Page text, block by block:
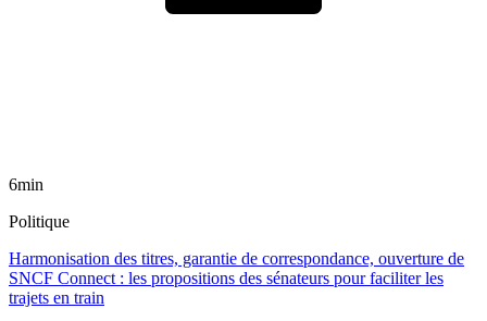
6min
Politique
Harmonisation des titres, garantie de correspondance, ouverture de
SNCF Connect : les propositions des sénateurs pour faciliter les
trajets en train